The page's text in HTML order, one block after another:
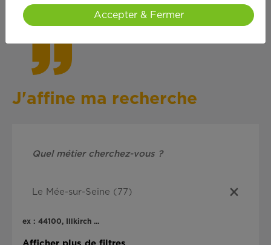
cœur !
J'affine ma recherche
ex : 44100, Illkirch ...
Accepter & Fermer